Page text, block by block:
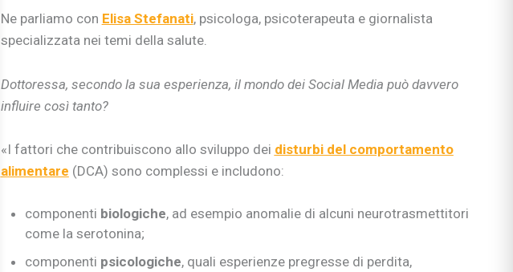
Ne parliamo con Elisa Stefanati, psicologa, psicoterapeuta e giornalista
specializzata nei temi della salute.
Dottoressa, secondo la sua esperienza, il mondo dei Social Media può davvero
influire così tanto?
«I fattori che contribuiscono allo sviluppo dei disturbi del comportamento
alimentare (DCA) sono complessi e includono:
componenti biologiche, ad esempio anomalie di alcuni neurotrasmettitori
come la serotonina;
componenti psicologiche, quali esperienze pregresse di perdita,